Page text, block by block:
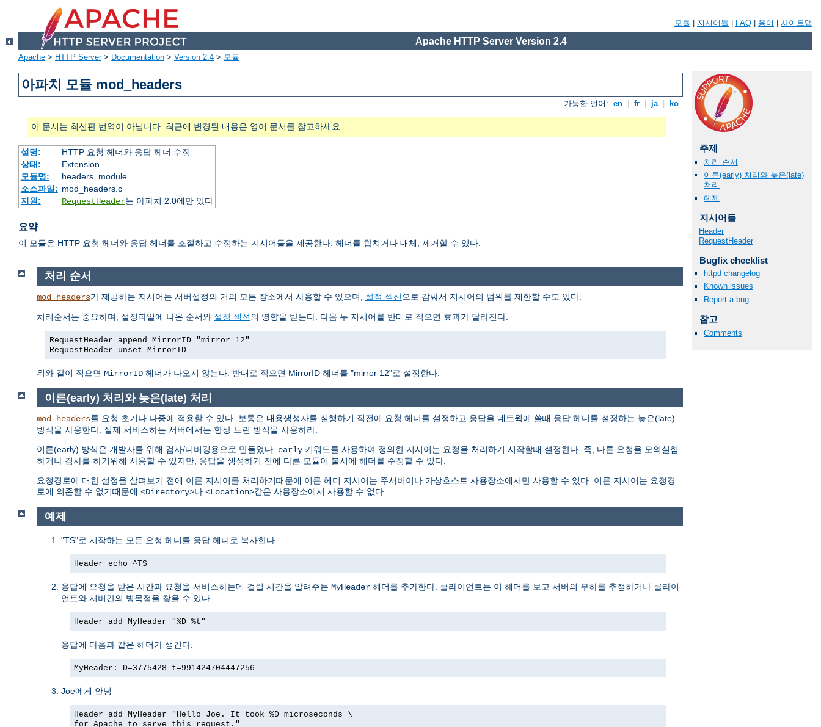
모듈 지시어들 FAQ 용어 사이트맵
Apache HTTP Server Version 2.4
Apache > HTTP Server> Documentation > Version 2.4 > 모듈
아파치 모듈 mod_headers
가능한 언어: en fr ja ko
이 문서는 최신판 번역이 아닙니다. 최근에 변경된 내용은 영어 문서를 참고하세요.
설명:
HTTP 요청 헤더와 응답 헤더 수정
상태:
Extension
모듈명:
headers_module
소스파일: mod_headers.c
지원:
RequestHeader는 아파치 2.0에만 있다
요약
이 모듈은 HTTP 요청 헤더와 응답 헤더를 조절하고 수정하는 지시어들을 제공한다. 헤더를 합치거나 대체, 제거할 수 있다.
주제
처리 순서
이른(early) 처리와 늦은(late)
처리
예제
지시어들
Header
RequestHeader
Bugfix checklist
httpd changelog
Known issues
Report a bug
참고
Comments
처리 순서
mod_headers가 제공하는 지시어는 서버설정의 거의 모든 장소에서 사용할 수 있으며, 설정 섹션 으로 감싸서 지시어의 범위를 제한할 수도 있다.
처리순서는 중요하며, 설정파일에 나온 순서와 설정 섹션의 영향을 받는다. 다음 두 지시어를 반대로 적으면 효과가 달라진다.
RequestHeader append MirrorID "mirror 12"
RequestHeader unset MirrorID
위와 같이 적으면 MirrorID 헤더가 나오지 않는다. 반대로 적으면 MirrorID 헤더를 "mirror 12"로 설정한다.
이른(early) 처리와 늦은(late) 처리
mod_headers를 요청 초기나 나중에 적용할 수 있다. 보통은 내용생성자를 실행하기 직전에 요청 헤더를 설정하고 응답을 네트웍에 쓸때 응답 헤더를 설정하는 늦은(late)
방식을 사용한다. 실제 서비스하는 서버에서는 항상 느린 방식을 사용하라.
이른(early) 방식은 개발자를 위해 검사/디버깅용으로 만들었다. early 키워드를 사용하여 정의한 지시어는 요청을 처리하기 시작할때 설정한다. 즉, 다른 요청을 모의실험
하거나 검사를 하기위해 사용할 수 있지만, 응답을 생성하기 전에 다른 모듈이 불시에 헤더를 수정할 수 있다.
요청경로에 대한 설정을 살펴보기 전에 이른 지시어를 처리하기때문에 이른 헤더 지시어는 주서버이나 가상호스트 사용장소에서만 사용할 수 있다. 이른 지시어는 요청경
로에 의존할 수 없기때문에 <Directory>나 <Location>같은 사용장소에서 사용할 수 없다.
예제
"TS"로 시작하는 모든 요청 헤더를 응답 헤더로 복사한다.
Header echo ^TS
응답에 요청을 받은 시간과 요청을 서비스하는데 걸릴 시간을 알려주는 MyHeader 헤더를 추가한다. 클라이언트는 이 헤더를 보고 서버의 부하를 추정하거나 클라이
언트와 서버간의 병목점을 찾을 수 있다.
Header add MyHeader "%D %t"
응답에 다음과 같은 헤더가 생긴다.
MyHeader: D=3775428 t=991424704447256
Joe에게 안녕
Header add MyHeader "Hello Joe. It took %D microseconds \
for Apache to serve this request."